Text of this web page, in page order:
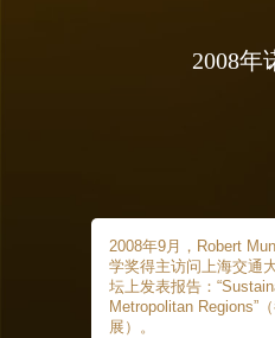
2008年
2008年9月，Robert
学奖得主访问上海交通
坛上发表报告：
Metropolitan Regions”
展）。